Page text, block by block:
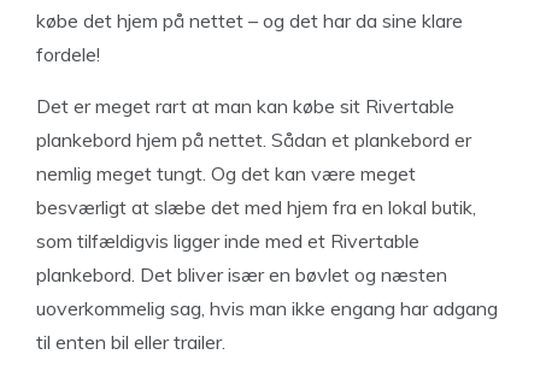
købe det hjem på nettet – og det har da sine klare
fordele!
Det er meget rart at man kan købe sit Rivertable
plankebord hjem på nettet. Sådan et plankebord er
nemlig meget tungt. Og det kan være meget
besværligt at slæbe det med hjem fra en lokal butik,
som tilfældigvis ligger inde med et Rivertable
plankebord. Det bliver især en bøvlet og næsten
uoverkommelig sag, hvis man ikke engang har adgang
til enten bil eller trailer.